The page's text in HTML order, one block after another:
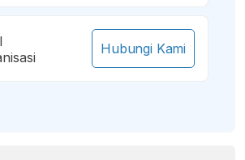
Hubungi Kami